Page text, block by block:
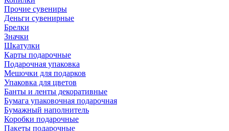
Прочие сувениры
Деньги сувенирные
Брелки
Значки
Шкатулки
Карты подарочные
Подарочная упаковка
Мешочки для подарков
Упаковка для цветов
Банты и ленты декоративные
Бумага упаковочная подарочная
Бумажный наполнитель
Коробки подарочные
Пакеты подарочные